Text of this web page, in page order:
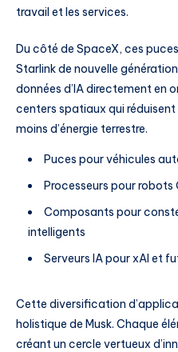
travail et les services.
Du côté de SpaceX, ces
Starlink de nouvelle
données d’IA directement en
centers spatiaux qui
moins d’énergie terrestre.
Puces pour véhicules
Processeurs pour robots
Composants pour
intelligents
Serveurs IA pour xAI et
Cette diversification
holistique de Musk. Chaque
créant un cercle vertueux